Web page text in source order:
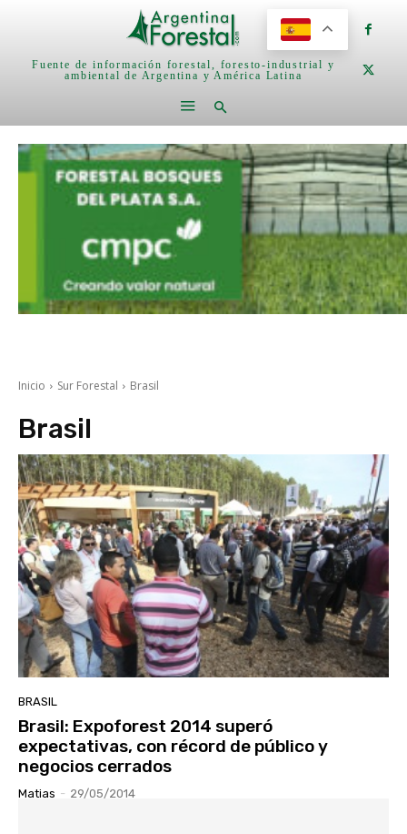
Fuente de información forestal, foresto-industrial y
ambiental de Argentina y América Latina
Inicio Sur Forestal Brasil
Brasil
BRASIL
Brasil: Expoforest 2014 superó
expectativas, con récord de público y
negocios cerrados
Matias - 29/05/2014